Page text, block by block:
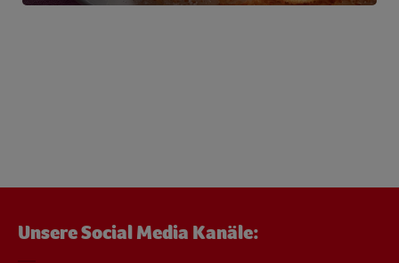
Unsere Social Media Kanäle: